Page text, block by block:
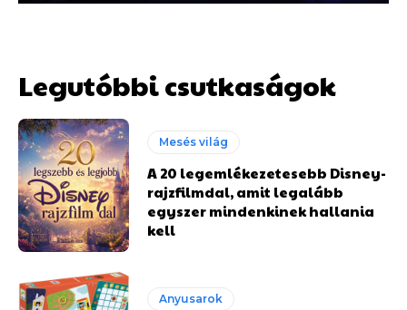
Legutóbbi csutkaságok
Mesés világ
A 20 legemlékezetesebb Disney-
rajzfilmdal, amit legalább
egyszer mindenkinek hallania
kell
Anyusarok